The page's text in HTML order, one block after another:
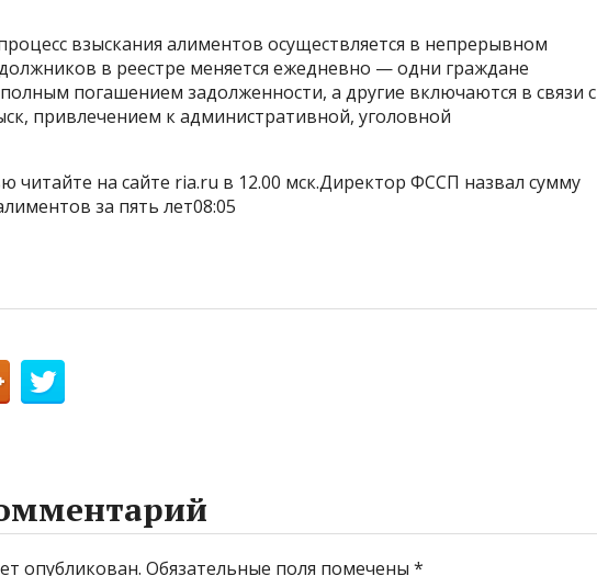
взыскания алиментов осуществляется в непрерывном
в реестре меняется ежедневно — одни граждане
погашением задолженности, а другие включаются в связи с
привлечением к административной, уголовной
читайте на сайте ria.ru в 12.00 мск.Директор ФССП назвал сумму
за пять лет08:05
опубликован. Обязательные поля помечены *